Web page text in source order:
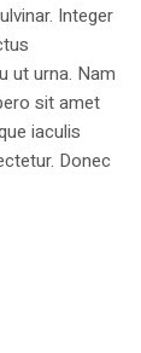
Integer
ut urna. Nam
sit amet
iaculis
Donec